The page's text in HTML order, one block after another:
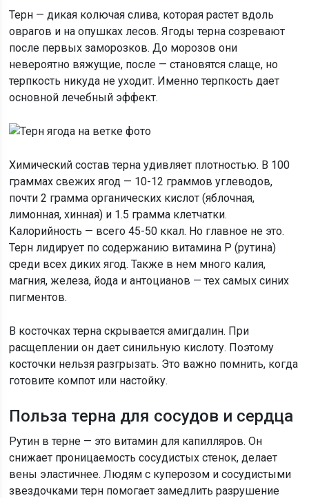
Терн — дикая колючая слива, которая растет вдоль
оврагов и на опушках лесов. Ягоды терна созревают
после первых заморозков. До морозов они
невероятно вяжущие, после — становятся слаще, но
терпкость никуда не уходит. Именно терпкость дает
основной лечебный эффект.
Химический состав терна удивляет плотностью. В 100
граммах свежих ягод — 10-12 граммов углеводов,
почти 2 грамма органических кислот (яблочная,
лимонная, хинная) и 1.5 грамма клетчатки.
Калорийность — всего 45-50 ккал. Но главное не это.
Терн лидирует по содержанию витамина Р (рутина)
среди всех диких ягод. Также в нем много калия,
магния, железа, йода и антоцианов — тех самых синих
пигментов.
В косточках терна скрывается амигдалин. При
расщеплении он дает синильную кислоту. Поэтому
косточки нельзя разгрызать. Это важно помнить, когда
готовите компот или настойку.
Польза терна для сосудов и сердца
Рутин в терне — это витамин для капилляров. Он
снижает проницаемость сосудистых стенок, делает
вены эластичнее. Людям с куперозом и сосудистыми
звездочками терн помогает замедлить разрушение